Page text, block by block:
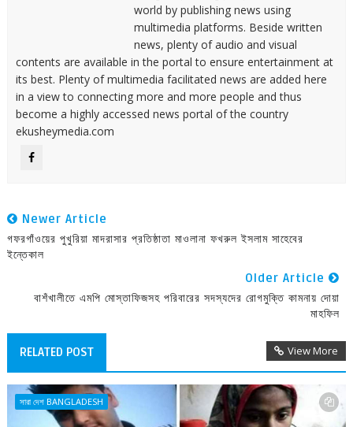
world by publishing news using
multimedia platforms. Beside written
news, plenty of audio and visual
contents are available in the portal to ensure entertainment at
its best. Plenty of multimedia facilitated news are added here
in a view to connecting more and more people and thus
become a highly accessed news portal of the country
ekusheymedia.com
Newer Article
গফরগাঁওয়ের পুখুরিয়া মাদরাসার প্রতিষ্ঠাতা মাওলানা ফখরুল ইসলাম সাহেবের
ইন্তেকাল
Older Article
বাশঁখালীতে এমপি মোস্তাফিজসহ পরিবারের সদস্যদের রোগমুক্তি কামনায় দোয়া
মাহফিল
RELATED POST View More
সারা দেশ BANGLADESH